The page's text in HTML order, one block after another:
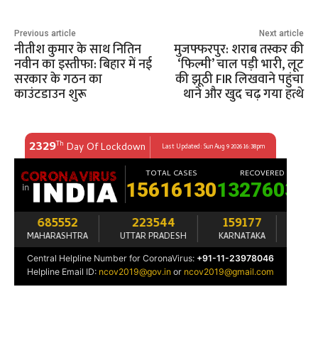
Previous article
नीतीश कुमार के साथ नितिन
नवीन का इस्तीफा: बिहार में नई
सरकार के गठन का
काउंटडाउन शुरू
Next article
मुजफ्फरपुर: शराब तस्कर की
‘फिल्मी’ चाल पड़ी भारी, लूट
की झूठी FIR लिखवाने पहुंचा
थाने और खुद चढ़ गया हत्थे